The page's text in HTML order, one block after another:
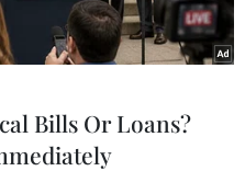
Gulen
#Ankara
Bills Or Loans?